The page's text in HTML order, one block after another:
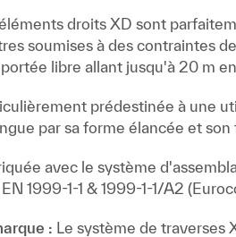
droits XD sont
soumises à des contraintes
libre allant jusqu'à 20 m
prédestinée à une
par sa forme élancée et
avec le système
1999-1-1 & 1999-1-1/A2
: Le système de traverses